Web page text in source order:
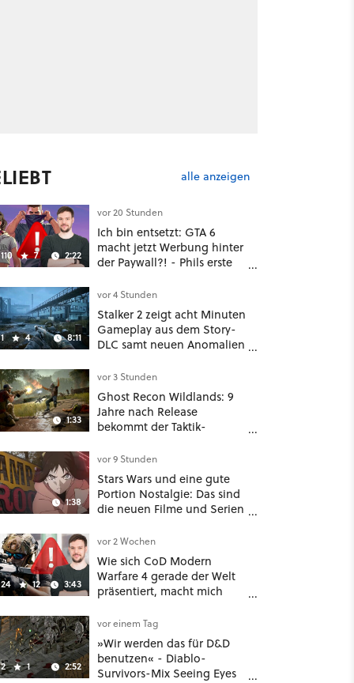
alle anzeigen
7 2:22
vor 20 Stunden
Ich bin entsetzt: GTA 6
macht jetzt Werbung hinter
der Paywall?! - Phils erste
Deal
4 8:11
vor 4 Stunden
Stalker 2 zeigt acht Minuten
Gameplay aus dem Story-
DLC samt neuen Anomalien
1:33
vor 3 Stunden
Ghost Recon Wildlands: 9
Jahre nach Release
bekommt der Taktik-
nochmal ein dickes Update
1:38
vor 9 Stunden
Stars Wars und eine gute
Portion Nostalgie: Das sind
die neuen Filme und Serien
12 3:43
vor 2 Wochen
Wie sich CoD Modern
Warfare 4 gerade der Welt
präsentiert, macht mich
1 2:52
vor einem Tag
»Wir werden das für D&D
benutzen« - Diablo-
Survivors-Mix Seeing Eyes